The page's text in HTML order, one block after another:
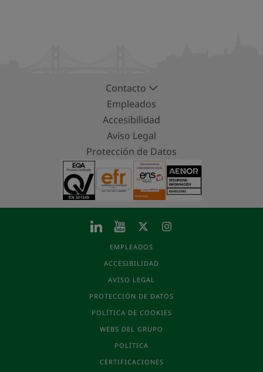
Contacto
Empleados
Accesibilidad
Aviso Legal
Protección de Datos
EMPLEADOS
ACCESIBILIDAD
AVISO LEGAL
PROTECCIÓN DE DATOS
POLÍTICA DE COOKIES
WEBS DEL GRUPO
POLÍTICA
CERTIFICACIONES